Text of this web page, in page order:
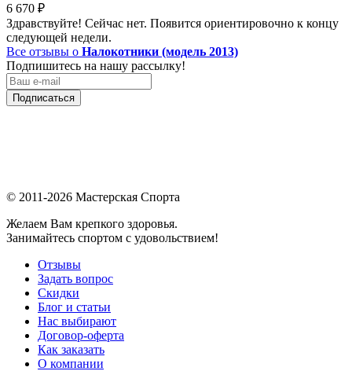
6 670 ₽
Здравствуйте! Сейчас нет. Появится ориентировочно к концу
следующей недели.
Все отзывы о Налокотники (модель 2013)
Подпишитесь на нашу рассылку!
Подписаться
© 2011-2026 Мастерская Спорта
Желаем Вам крепкого здоровья.
Занимайтесь спортом с удовольствием!
Отзывы
Задать вопрос
Скидки
Блог и статьи
Нас выбирают
Договор-оферта
Как заказать
О компании